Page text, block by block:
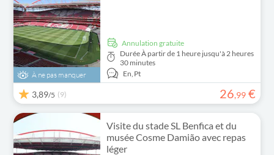
À ne pas manquer
Annulation gratuite
DuréeÀ partir de 1 heure jusqu'à 2 heures
30 minutes
En, Pt
3,89/5 (9) 26,99 €
Visite du stade SL Benfica et du
musée Cosme Damião avec repas
léger